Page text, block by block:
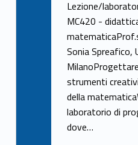
ac
e
b
o
o
k
as
to
d
o
n
Lezione/
MC420 -
Sonia Spreafico,
strumenti
della
laboratorio di
dove…